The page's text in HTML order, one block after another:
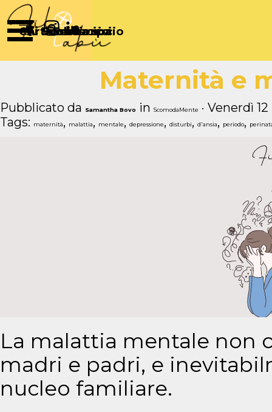
Vai ai contenuti
Salta menù
Chi Siamo
ArticoliPartecipa
Sostienici
Diventa socio
Maternità e
Pubblicato da Samantha Bovo in ScomodaMente
· Venerdì
Tags:
maternità, malattia, mentale, depressione, disturbi, d'ansia, periodo,
La malattia mentale non
madri e padri, e
nucleo familiare.